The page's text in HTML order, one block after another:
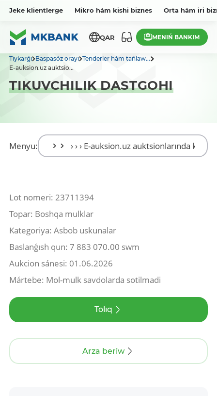
Jeke klientlerge Mikro hám kishi biznes Orta hám iri
QAR MENIŃ BANKIM
Tiykarǵı Baspasóz orayı Tenderler hám tańlaw...
E-auksion.uz auktsio...
TIKUVCHILIK DASTGOHI
Menyu:
Lot nomeri: 23711394
Topar: Boshqa mulklar
Kategoriya: Asbob uskunalar
Baslanǵısh qun: 7 883 070.00 swm
Aukcion sánesi: 01.06.2026
Mártebe: Mol-mulk savdolarda sotilmadi
Tolıq
Arza beriw